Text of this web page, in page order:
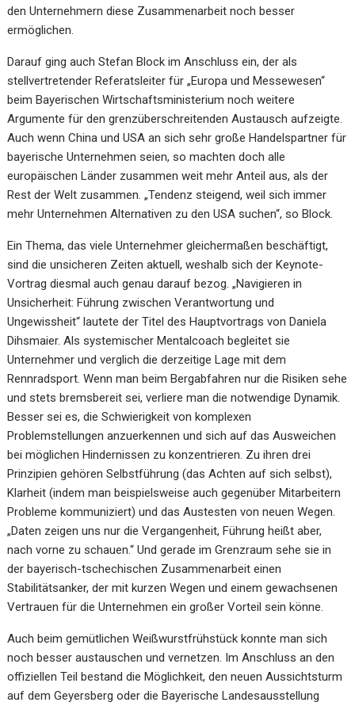
den Unternehmern diese Zusammenarbeit noch besser
ermöglichen.
Darauf ging auch Stefan Block im Anschluss ein, der als
stellvertretender Referatsleiter für „Europa und Messewesen“
beim Bayerischen Wirtschaftsministerium noch weitere
Argumente für den grenzüberschreitenden Austausch aufzeigte.
Auch wenn China und USA an sich sehr große Handelspartner für
bayerische Unternehmen seien, so machten doch alle
europäischen Länder zusammen weit mehr Anteil aus, als der
Rest der Welt zusammen. „Tendenz steigend, weil sich immer
mehr Unternehmen Alternativen zu den USA suchen“, so Block.
Ein Thema, das viele Unternehmer gleichermaßen beschäftigt,
sind die unsicheren Zeiten aktuell, weshalb sich der Keynote-
Vortrag diesmal auch genau darauf bezog. „Navigieren in
Unsicherheit: Führung zwischen Verantwortung und
Ungewissheit“ lautete der Titel des Hauptvortrags von Daniela
Dihsmaier. Als systemischer Mentalcoach begleitet sie
Unternehmer und verglich die derzeitige Lage mit dem
Rennradsport. Wenn man beim Bergabfahren nur die Risiken sehe
und stets bremsbereit sei, verliere man die notwendige Dynamik.
Besser sei es, die Schwierigkeit von komplexen
Problemstellungen anzuerkennen und sich auf das Ausweichen
bei möglichen Hindernissen zu konzentrieren. Zu ihren drei
Prinzipien gehören Selbstführung (das Achten auf sich selbst),
Klarheit (indem man beispielsweise auch gegenüber Mitarbeitern
Probleme kommuniziert) und das Austesten von neuen Wegen.
„Daten zeigen uns nur die Vergangenheit, Führung heißt aber,
nach vorne zu schauen.“ Und gerade im Grenzraum sehe sie in
der bayerisch-tschechischen Zusammenarbeit einen
Stabilitätsanker, der mit kurzen Wegen und einem gewachsenen
Vertrauen für die Unternehmen ein großer Vorteil sein könne.
Auch beim gemütlichen Weißwurstfrühstück konnte man sich
noch besser austauschen und vernetzen. Im Anschluss an den
offiziellen Teil bestand die Möglichkeit, den neuen Aussichtsturm
auf dem Geyersberg oder die Bayerische Landesausstellung